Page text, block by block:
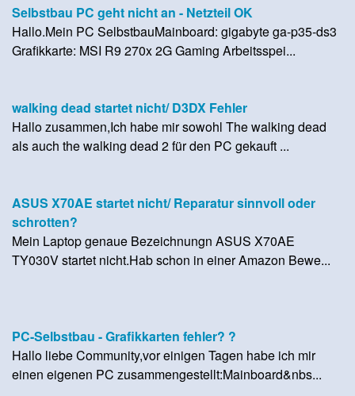
Selbstbau PC geht nicht an - Netzteil OK
Hallo.Mein PC SelbstbauMainboard: gigabyte ga-p35-ds3
Grafikkarte: MSI R9 270x 2G Gaming Arbeitsspei...
walking dead startet nicht/ D3DX Fehler
Hallo zusammen,Ich habe mir sowohl The walking dead
als auch the walking dead 2 für den PC gekauft ...
ASUS X70AE startet nicht/ Reparatur sinnvoll oder
schrotten?
Mein Laptop genaue Bezeichnungn ASUS X70AE
TY030V startet nicht.Hab schon in einer Amazon Bewe...
PC-Selbstbau - Grafikkarten fehler? ?
Hallo liebe Community,vor einigen Tagen habe ich mir
einen eigenen PC zusammengestellt:Mainboard&nbs...